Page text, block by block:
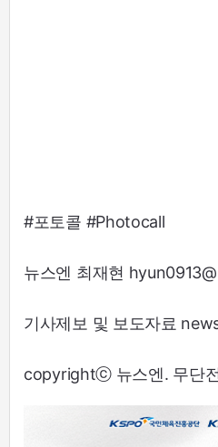
#포토콜 #Photocall
뉴스엔 최재현 hyun0913@
기사제보 및 보도자료
copyrightⓒ 뉴스엔. 무단